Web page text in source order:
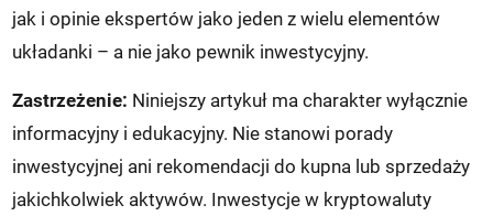
jak i opinie ekspertów jako jeden z wielu elementów
układanki – a nie jako pewnik inwestycyjny.
Zastrzeżenie: Niniejszy artykuł ma charakter wyłącznie
informacyjny i edukacyjny. Nie stanowi porady
inwestycyjnej ani rekomendacji do kupna lub sprzedaży
jakichkolwiek aktywów. Inwestycje w kryptowaluty